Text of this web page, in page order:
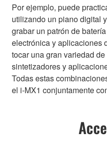
Por ejemplo, puede
utilizando un piano digital
grabar un patrón de
electrónica y aplicaciones
tocar una gran variedad
sintetizadores y
Todas estas
el i-MX1 conjuntamente